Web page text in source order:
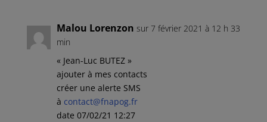
Malou Lorenzon sur 7 février 2021 à 12 h 33
min
« Jean-Luc BUTEZ »
ajouter à mes contacts
créer une alerte SMS
à contact@fnapog.fr
date 07/02/21 12:27